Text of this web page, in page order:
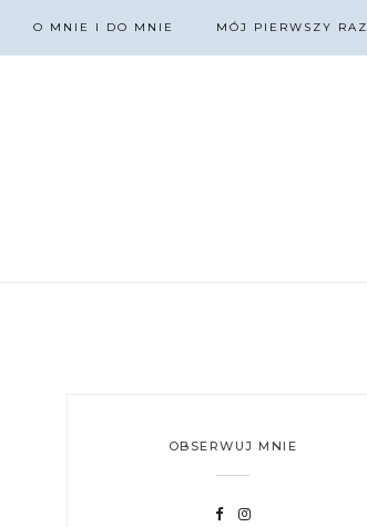
O MNIE I DO MNIE MÓJ PIERWSZY RAZ
OBSERWUJ MNIE